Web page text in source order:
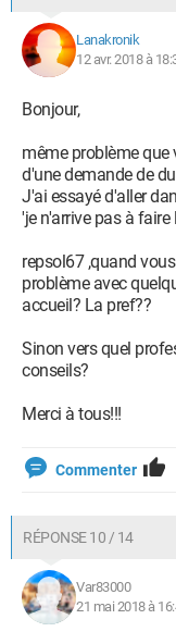
Lanakronik
12 avr. 2018 à
Bonjour,
même problème
d'une demande de
J'ai essayé d'aller
'je n'arrive pas à faire
repsol67 ,quand
problème avec
accueil? La pref??
Sinon vers quel
conseils?
Merci à tous!!!
Commenter
RÉPONSE 10 / 14
Var83000
21 mai 2018 à